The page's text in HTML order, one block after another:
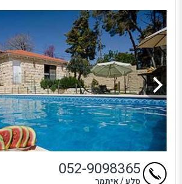
052-9098365
סלע / איתמר